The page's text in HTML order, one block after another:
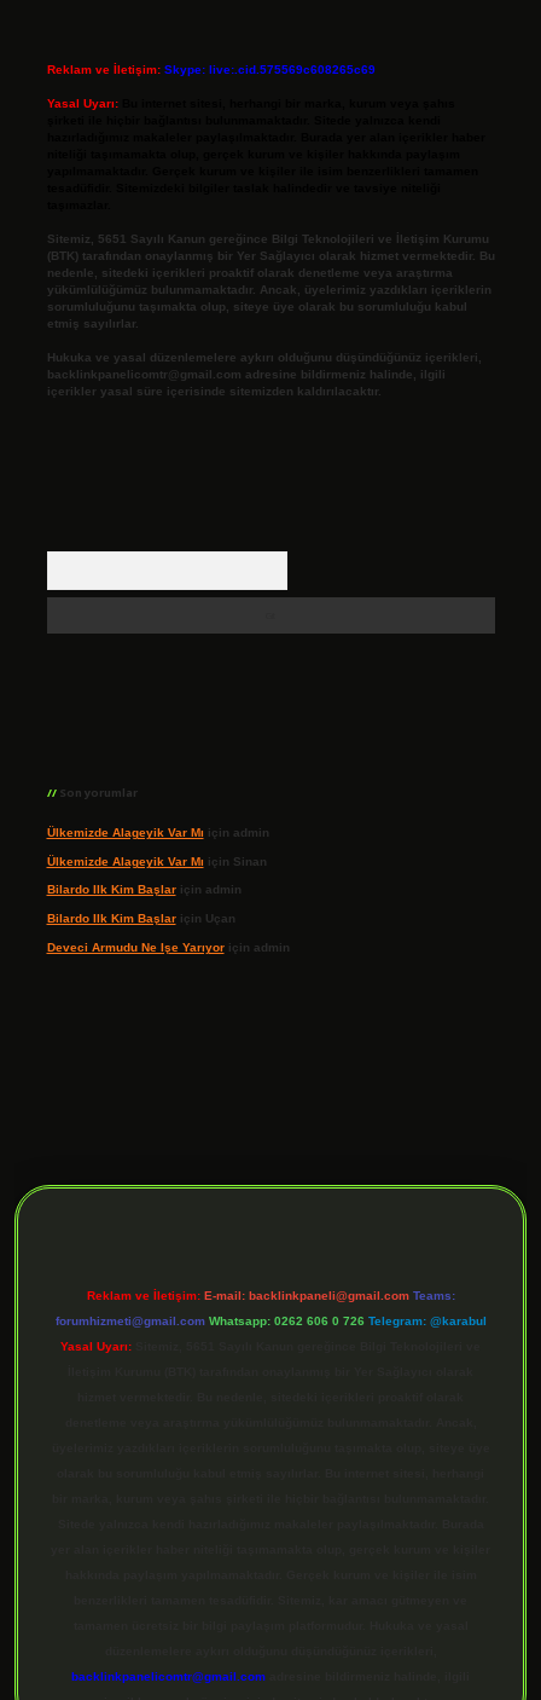
Reklam ve İletişim: Skype: live:.cid.575569c608265c69
Yasal Uyarı:
Sitemiz, 5651 Sayılı Kanun gereğince Bilgi Teknolojileri ve İletişim Kurumu
(BTK) tarafından onaylanmış bir Yer Sağlayıcı olarak hizmet vermektedir. Bu
nedenle, sitedeki içerikleri proaktif olarak denetleme veya araştırma
yükümlülüğümüz bulunmamaktadır. Ancak, üyelerimiz yazdıkları içeriklerin
sorumluluğunu taşımakta olup, siteye üye olarak bu sorumluluğu kabul
etmiş sayılırlar.
Hukuka ve yasal düzenlemelere aykırı olduğunu düşündüğünüz içerikleri,
backlinkpanelicomtr@gmail.com adresine bildirmeniz halinde, ilgili
içerikler yasal süre içerisinde sitemizden kaldırılacaktır.
Son yorumlar
Ülkemizde Alageyik Var Mı için admin
Ülkemizde Alageyik Var Mı için Sinan
Bilardo Ilk Kim Başlariçin admin
Bilardo Ilk Kim Başlariçin Uçan
Deveci Armudu Ne Işe Yarıyoriçin admin
Reklam ve İletişim: E-mail: backlinkpaneli@gmail.com Teams:
forumhizmeti@gmail.com Whatsapp: 0262 606 0 726 Telegram: @karabul
Yasal Uyarı:
backlinkpanelicomtr@gmail.com